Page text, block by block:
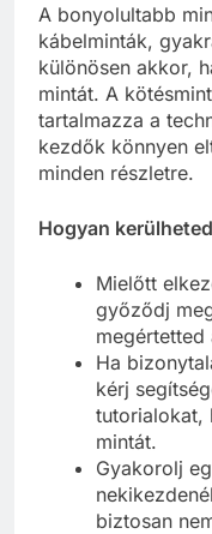
A bonyolultabb
kábelminták,
különösen akkor,
mintát. A
tartalmazza a
kezdők könnyen
minden részletre.
Hogyan
Mielőtt
győződj
megértetted
Ha
kérj
tutorialokat,
mintát.
Gyakorolj
biztosan